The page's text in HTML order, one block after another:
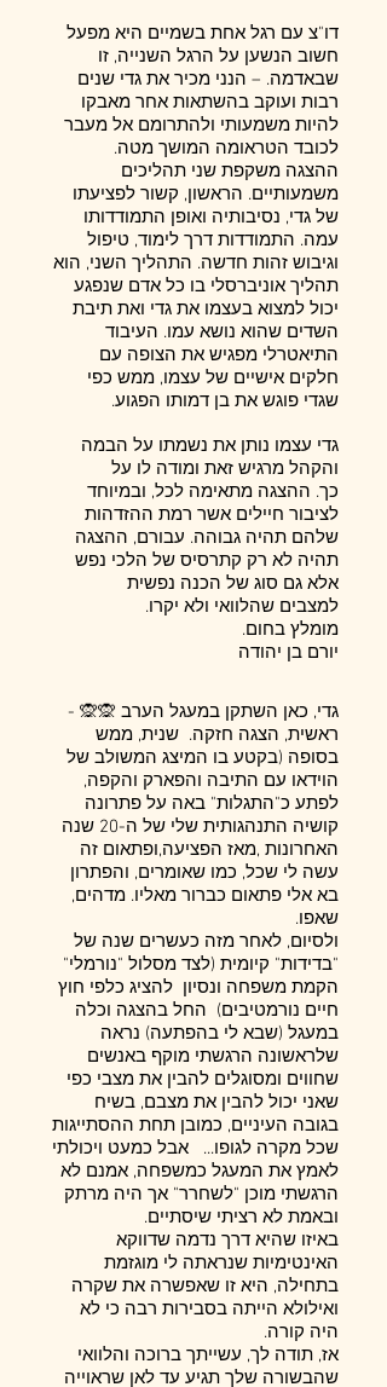
דו"צ עם רגל אחת בשמיים היא מפעל
חשוב הנשען על הרגל השנייה, זו
שבאדמה. – הנני מכיר את גדי שנים
רבות ועוקב בהשתאות אחר מאבקו
להיות משמעותי ולהתרומם אל מעבר
לכובד הטראומה המושך מטה.
ההצגה משקפת שני תהליכים
משמעותיים. הראשון, קשור לפציעתו
של גדי, נסיבותיה ואופן התמודדותו
עמה. התמודדות דרך לימוד, טיפול
וגיבוש זהות חדשה. התהליך השני, הוא
תהליך אוניברסלי בו כל אדם שנפגע
יכול למצוא בעצמו את גדי ואת תיבת
השדים שהוא נושא עמו. העיבוד
התיאטרלי מפגיש את הצופה עם
חלקים אישיים של עצמו, ממש כפי
שגדי פוגש את בן דמותו הפגוע.
גדי עצמו נותן את נשמתו על הבמה
והקהל מרגיש זאת ומודה לו על
כך. ההצגה מתאימה לכל, ובמיוחד
לציבור חיילים אשר רמת ההזדהות
שלהם תהיה גבוהה. עבורם, ההצגה
תהיה לא רק קתרסיס של הלכי נפש
אלא גם סוג של הכנה נפשית
למצבים שהלוואי ולא יקרו.
מומלץ בחום.
יורם בן יהודה
גדי, כאן השתקן במעגל הערב 🙊🙊 -
ראשית, הצגה חזקה. שנית, ממש
בסופה (בקטע בו המיצג המשולב של
הוידאו עם התיבה והפארק והקפה,
לפתע כ"התגלות" באה על פתרונה
קושיה התנהגותית שלי של ה-20 שנה
האחרונות ,מאז הפציעה,ופתאום זה
עשה לי שכל, כמו שאומרים, והפתרון
בא אלי פתאום כברור מאליו. מדהים,
שאפו.
ולסיום, לאחר מזה כעשרים שנה של
"בדידות" קיומית (לצד מסלול "נורמלי"
הקמת משפחה ונסיון להציג כלפי חוץ
חיים נורמטיבים) החל בהצגה וכלה
במעגל (שבא לי בהפתעה) נראה
שלראשונה הרגשתי מוקף באנשים
שחווים ומסוגלים להבין את מצבי כפי
שאני יכול להבין את מצבם, בשיח
בגובה העיניים, כמובן תחת ההסתייגות
שכל מקרה לגופו... אבל כמעט ויכולתי
לאמץ את המעגל כמשפחה, אמנם לא
הרגשתי מוכן "לשחרר" אך היה מרתק
ובאמת לא רציתי שיסתיים.
באיזו שהיא דרך נדמה שדווקא
האינטימיות שנראתה לי מוגזמת
בתחילה, היא זו שאפשרה את שקרה
ואילולא הייתה בסבירות רבה כי לא
היה קורה.
אז, תודה לך, עשייתך ברוכה והלוואי
שהבשורה שלך תגיע עד לאן שראוייה